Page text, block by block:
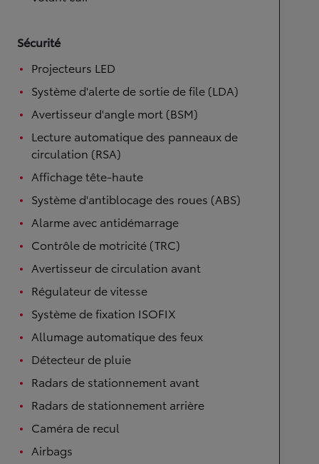
Sécurité
Projecteurs LED
Système d'alerte de sortie de file (LDA)
Avertisseur d'angle mort (BSM)
Lecture automatique des panneaux de
circulation (RSA)
Affichage tête-haute
Système d'antiblocage des roues (ABS)
Alarme avec antidémarrage
Contrôle de motricité (TRC)
Avertisseur de circulation avant
Régulateur de vitesse
Système de fixation ISOFIX
Allumage automatique des feux
Détecteur de pluie
Radars de stationnement avant
Radars de stationnement arrière
Caméra de recul
Airbags